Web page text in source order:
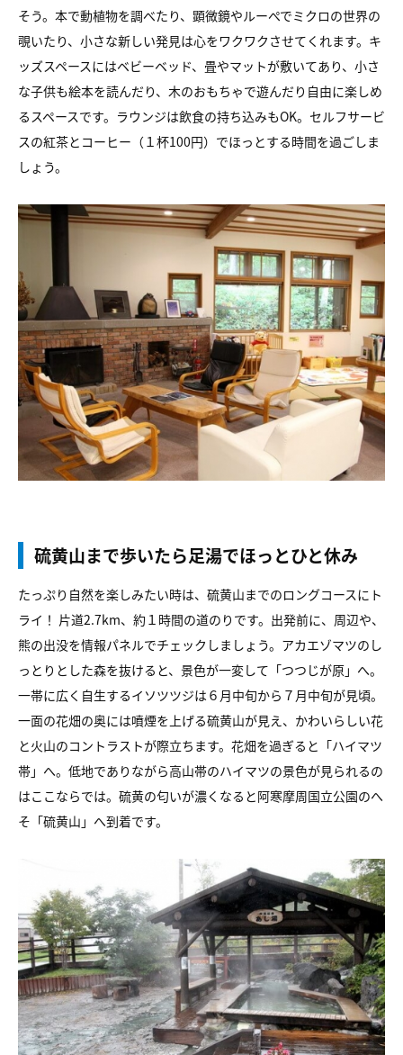
そう。本で動植物を調べたり、顕微鏡やルーぺでミクロの世界の
覗いたり、小さな新しい発見は心をワクワクさせてくれます。キ
ッズスペースにはベビーベッド、畳やマットが敷いてあり、小さ
な子供も絵本を読んだり、木のおもちゃで遊んだり自由に楽しめ
るスペースです。ラウンジは飲食の持ち込みもOK。セルフサービ
スの紅茶とコーヒー（１杯100円）でほっとする時間を過ごしま
しょう。
硫黄山まで歩いたら足湯でほっとひと休み
たっぷり自然を楽しみたい時は、硫黄山までのロングコースにト
ライ！ 片道2.7km、約１時間の道のりです。出発前に、周辺や、
熊の出没を情報パネルでチェックしましょう。アカエゾマツのし
っとりとした森を抜けると、景色が一変して「つつじが原」へ。
一帯に広く自生するイソツツジは６月中旬から７月中旬が見頃。
一面の花畑の奥には噴煙を上げる硫黄山が見え、かわいらしい花
と火山のコントラストが際立ちます。花畑を過ぎると「ハイマツ
帯」へ。低地でありながら高山帯のハイマツの景色が見られるの
はここならでは。硫黄の匂いが濃くなると阿寒摩周国立公園のへ
そ「硫黄山」へ到着です。